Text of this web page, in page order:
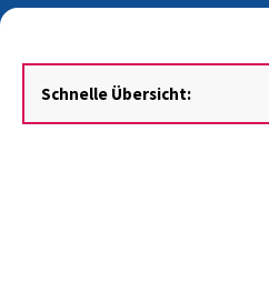
Schnelle Übersicht: